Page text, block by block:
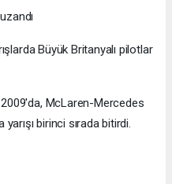
Büyük Britanyalı pilotlar
McLaren-Mercedes
birinci sırada bitirdi.